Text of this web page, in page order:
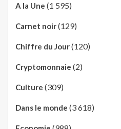
A la Une (1 595)
Carnet noir(129)
Chiffre du Jour(120)
Cryptomonnaie (2)
Culture (309)
Dans le monde (3 618)